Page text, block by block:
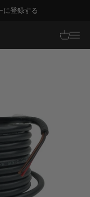
登録する
翻訳
翻訳があ